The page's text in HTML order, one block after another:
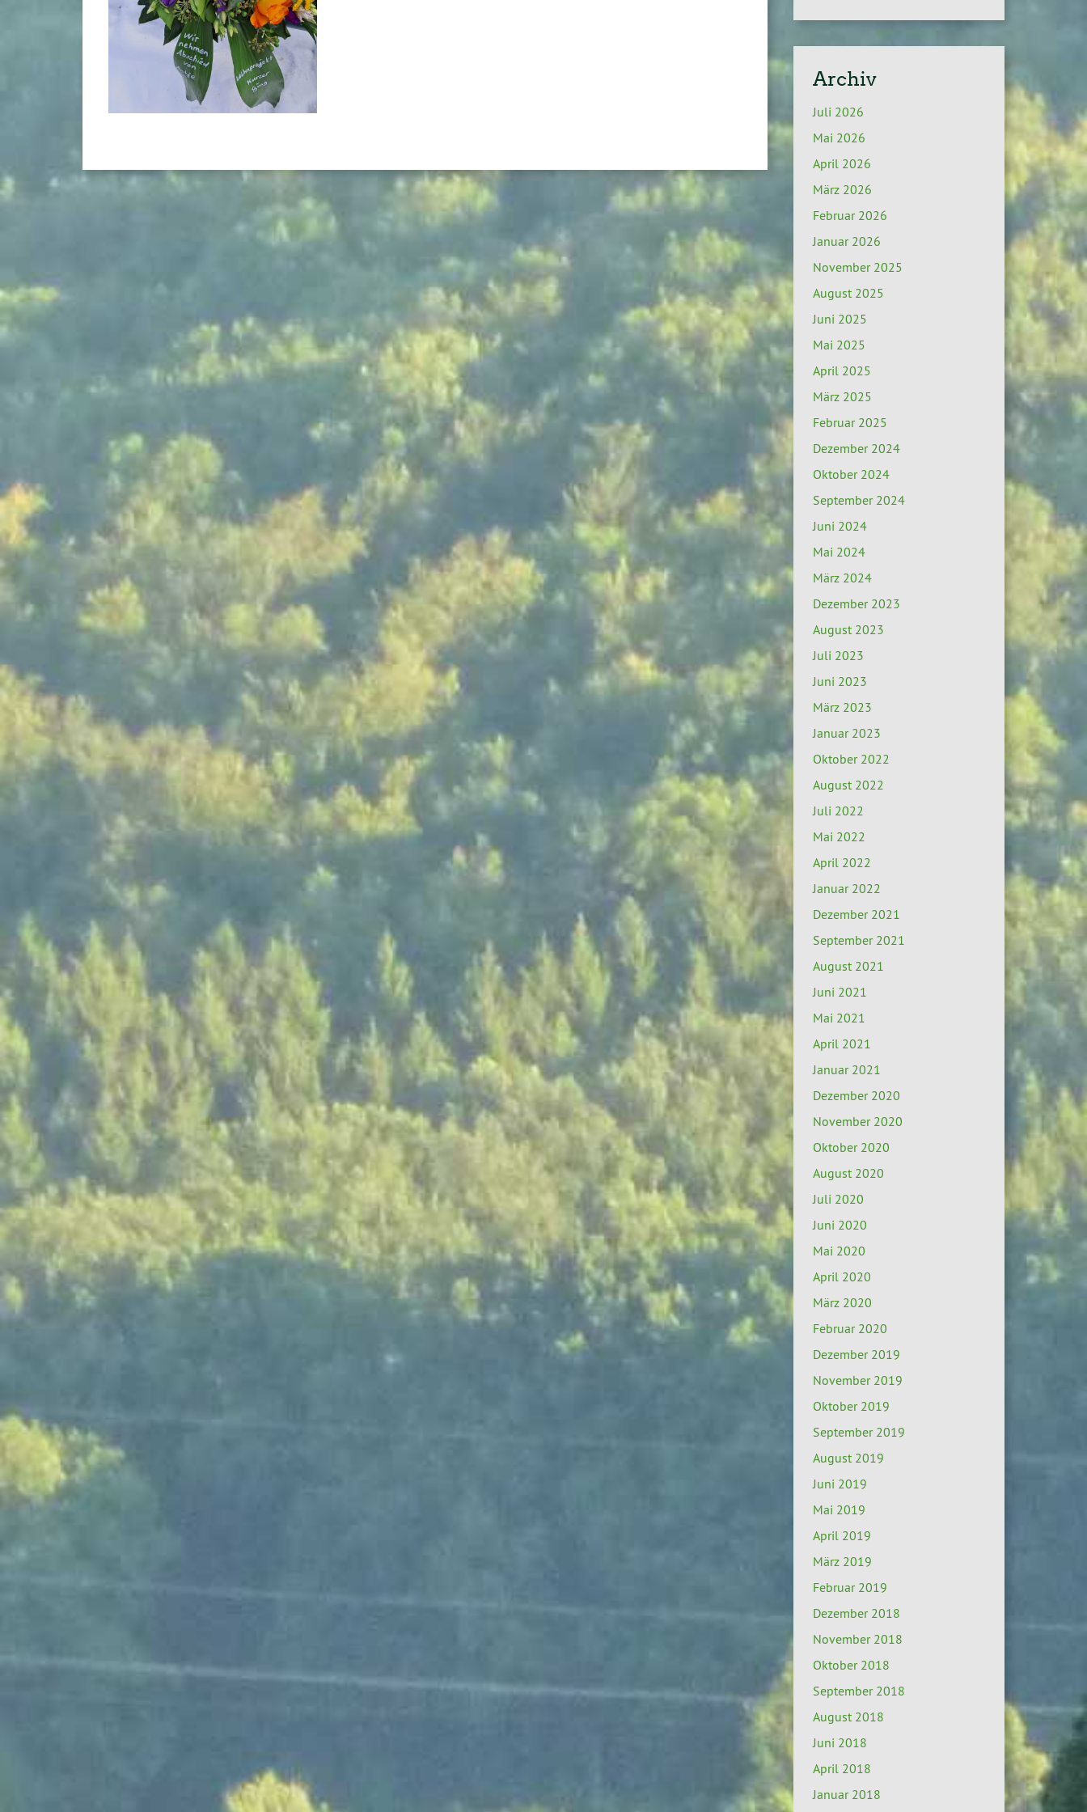
Archiv
Juli 2026
Mai 2026
April 2026
März 2026
Februar 2026
Januar 2026
November 2025
August 2025
Juni 2025
Mai 2025
April 2025
März 2025
Februar 2025
Dezember 2024
Oktober 2024
September 2024
Juni 2024
Mai 2024
März 2024
Dezember 2023
August 2023
Juli 2023
Juni 2023
März 2023
Januar 2023
Oktober 2022
August 2022
Juli 2022
Mai 2022
April 2022
Januar 2022
Dezember 2021
September 2021
August 2021
Juni 2021
Mai 2021
April 2021
Januar 2021
Dezember 2020
November 2020
Oktober 2020
August 2020
Juli 2020
Juni 2020
Mai 2020
April 2020
März 2020
Februar 2020
Dezember 2019
November 2019
Oktober 2019
September 2019
August 2019
Juni 2019
Mai 2019
April 2019
März 2019
Februar 2019
Dezember 2018
November 2018
Oktober 2018
September 2018
August 2018
Juni 2018
April 2018
Januar 2018